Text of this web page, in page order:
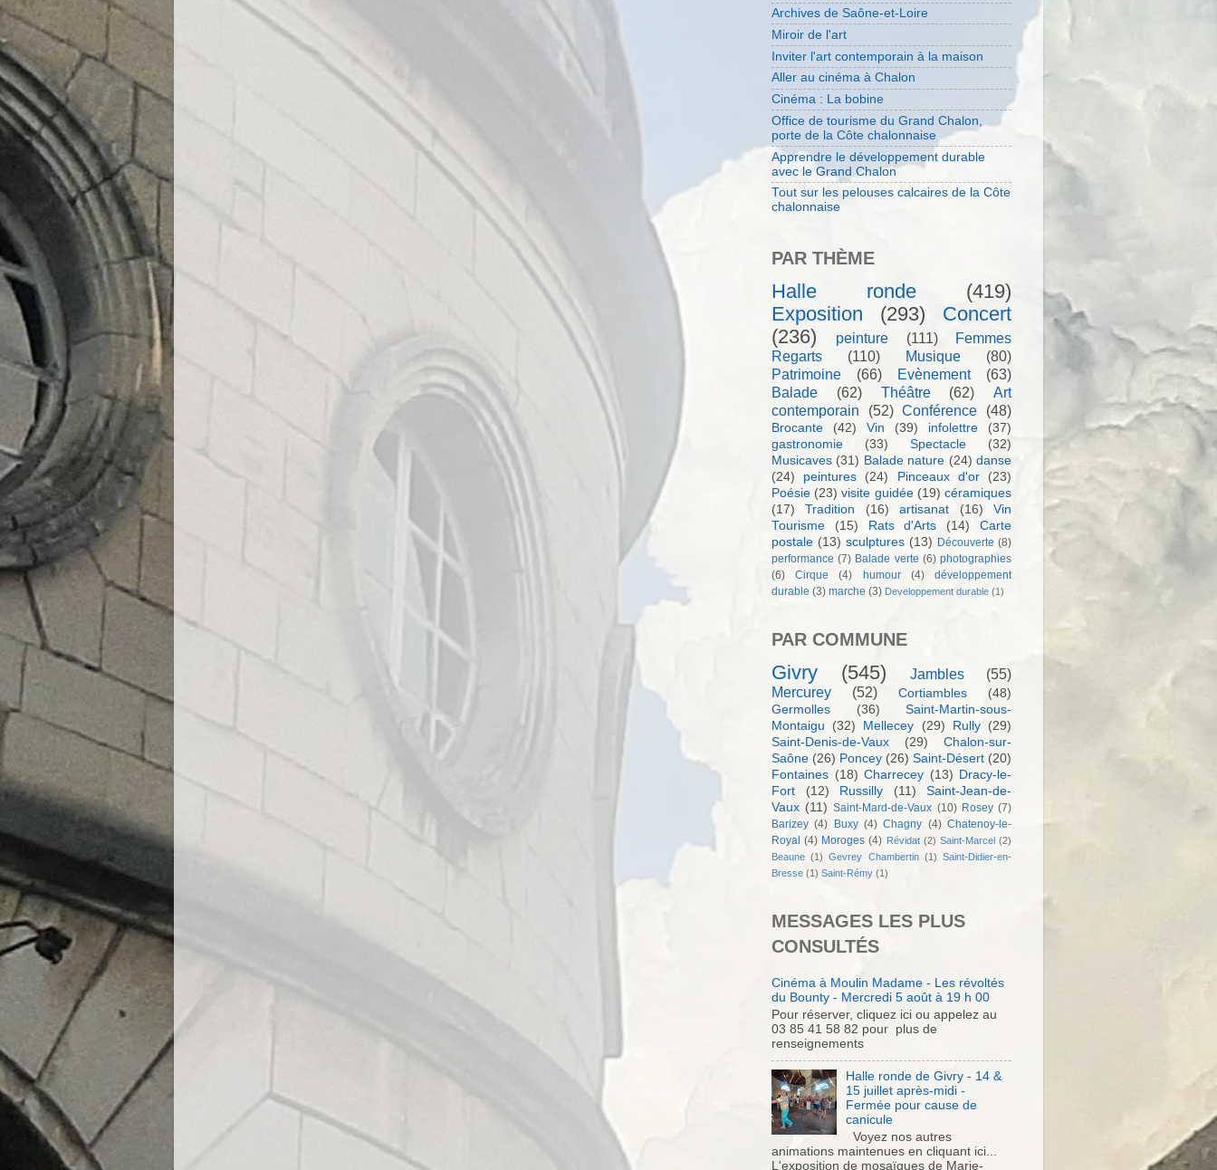
Archives de Saône-et-Loire
Miroir de l'art
Inviter l'art contemporain à la maison
Aller au cinéma à Chalon
Cinéma : La bobine
Office de tourisme du Grand Chalon,
porte de la Côte chalonnaise
Apprendre le développement durable
avec le Grand Chalon
Tout sur les pelouses calcaires de la Côte
chalonnaise
PAR THÈME
Halle ronde
(419)
Exposition
(293)
Concert
(236)
peinture (111)
Femmes
Regarts
(110) Musique
(80)
Patrimoine
(66) Evènement
(63)
Balade
(62) Théâtre (62)
Art
contemporain
(52) Conférence (48)
Brocante (42) Vin (39) infolettre
(37)
gastronomie
(33) Spectacle
(32)
Musicaves (31) Balade nature (24) danse
(24)
peintures (24) Pinceaux d'or
(23)
Poésie (23) visite guidée (19) céramiques
(17)
Tradition (16) artisanat (16)
Vin
Tourisme
(15) Rats d'Arts (14)
Carte
postale (13) sculptures (13) Découverte (8)
performance (7) Balade verte (6) photographies
(6)
Cirque (4) humour (4)
développement
durable (3) marche (3) Developpement durable (1)
PAR COMMUNE
Givry (545) Jambles
(55)
Mercurey
(52) Cortiambles
(48)
Germolles
(36)
Saint-Martin-sous-
Montaigu
(32) Mellecey (29) Rully
(29)
Saint-Denis-de-Vaux
(29)
Chalon-sur-
Saône (26) Poncey (26) Saint-Désert (20)
Fontaines (18) Charrecey (13) Dracy-le-
Fort
(12) Russilly (11)
Saint-Jean-de-
Vaux (11) Saint-Mard-de-Vaux (10) Rosey (7)
Barizey (4) Buxy (4) Chagny (4) Chatenoy-le-
Royal (4) Moroges (4) Révidat (2) Saint-Marcel (2)
Beaune (1) Gevrey Chambertin (1) Saint-Didier-en-
Bresse (1) Saint-Rémy (1)
MESSAGES LES PLUS
CONSULTÉS
Cinéma à Moulin Madame - Les révoltés
du Bounty - Mercredi 5 août à 19 h 00
Pour réserver, cliquez ici ou appelez au
03 85 41 58 82 pour plus de
renseignements
Halle ronde de Givry - 14 &
15 juillet après-midi -
Fermée pour cause de
canicule
Voyez nos autres
animations maintenues en cliquant ici...
L'exposition de mosaïques de Marie-